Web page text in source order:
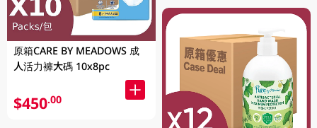
原箱CARE BY MEADOWS 成
人活力褲大碼 10x8pc
$450.00